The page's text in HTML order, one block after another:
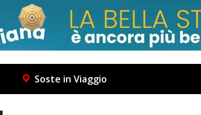
Soste in Viaggio